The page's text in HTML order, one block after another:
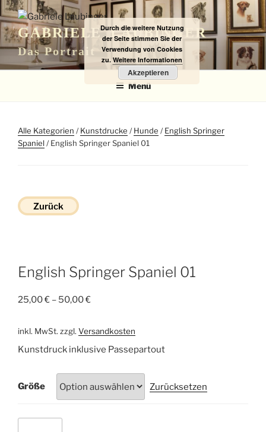
Zum
Inhalt
springenGABRIELE LAUBINGER
Das Portrait
Menü
Alle Kategorien /Kunstdrucke /Hunde /English Springer
Spaniel/ English Springer Spaniel 01
Zurück
English Springer Spaniel 01
25,00€ – 50,00€
inkl. MwSt. zzgl. Versandkosten
Kunstdruck inklusive Passepartout
Größe Zurücksetzen
Durch die weitere Nutzung
der Seite stimmen Sie der
Verwendung von Cookies
zu. Weitere Informationen
Akzeptieren